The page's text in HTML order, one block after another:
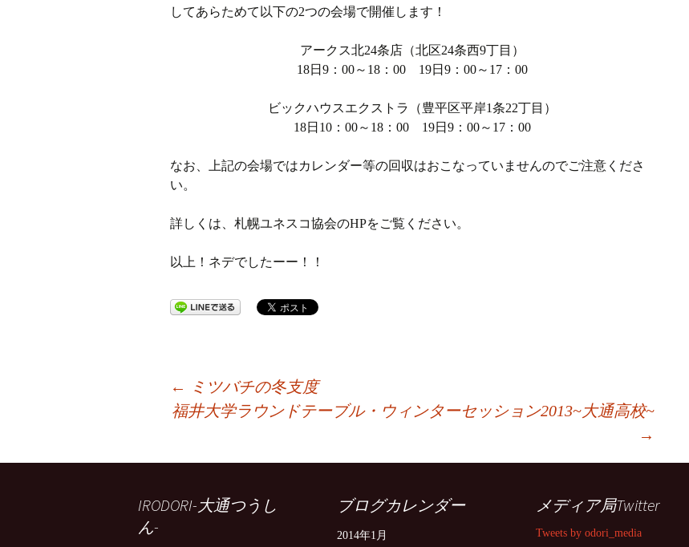
してあらためて以下の2つの会場で開催します！
アークス北24条店（北区24条西9丁目）
18日9：00～18：00 19日9：00～17：00
ビックハウスエクストラ（豊平区平岸1条22丁目）
18日10：00～18：00 19日9：00～17：00
なお、上記の会場ではカレンダー等の回収はおこなっていませんのでご注意くださ
い。
詳しくは、札幌ユネスコ協会のHPをご覧ください。
以上！ネデでしたーー！！
←
ミツバチの冬支度
福井大学ラウンドテーブル・ウィンターセッション2013~大通高校~
→
IRODORI-大通つうし
ん-
ブログカレンダー
2014年1月
メディア局Twitter
Tweets by odori_media